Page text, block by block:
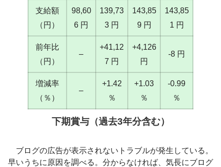
支給額
（円）
98,60
6 円
139,73
3 円
143,85
9 円
143,85
1 円
前年比
（円）
–
+41,12
7 円
+4,126
円
-8 円
増減率
（％）
–
+1.42
％
+1.03
％
-0.99
％
下期賞与（過去3年分含む）
ブログの広告が表示されないトラブルが発生している。
早いうちに原因を調べる。分からなければ、気長にブログ